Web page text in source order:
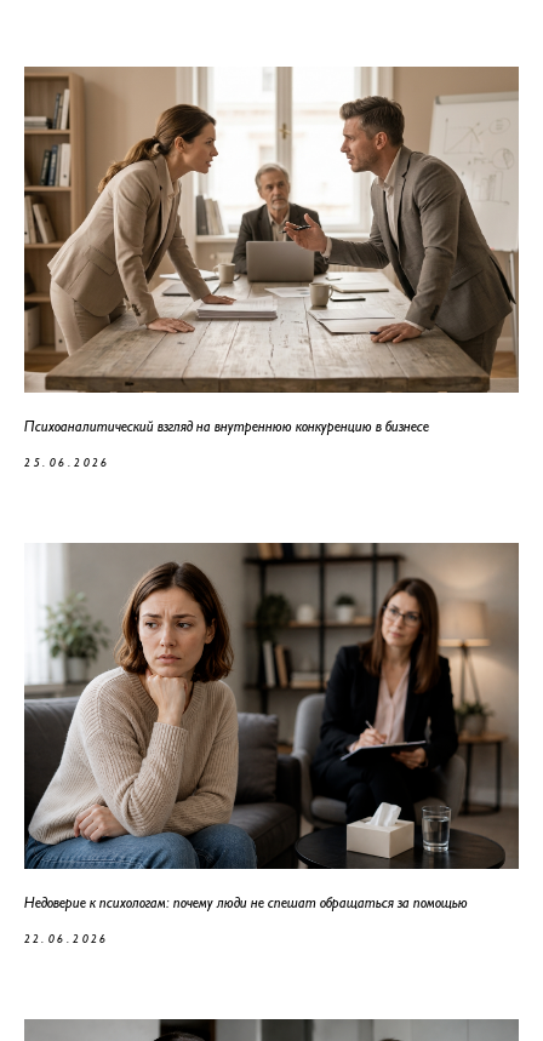
Психоаналитический взгляд на внутреннюю конкуренцию в бизнесе
25.06.2026
Недоверие к психологам: почему люди не спешат обращаться за помощью
22.06.2026